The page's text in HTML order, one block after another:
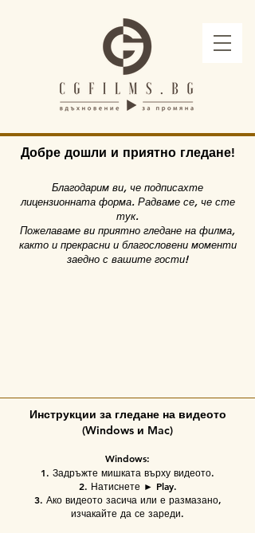
Добре дошли и приятно гледане!
Благодарим ви, че подписахте
лицензионната форма. Радваме се, че сте
тук.
Пожелаваме ви приятно гледане на филма,
както и прекрасни и благословени моменти
заедно с вашите гости!
Инструкции за гледане на видеото
(Windows и Mac)
Windows:
Задръжте мишката върху видеото.
Натиснете ► Play.
Ако видеото засича или е размазано,
изчакайте да се зареди.